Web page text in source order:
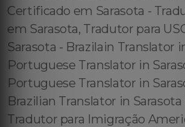
Certificado em Sarasota -
em Sarasota, Tradutor para
Sarasota - Brazilain Translator
Portuguese Translator in
Portuguese Translator in
Brazilian Translator in
Tradutor para Imigração